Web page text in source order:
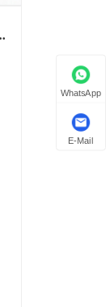
WhatsApp
E-Mail